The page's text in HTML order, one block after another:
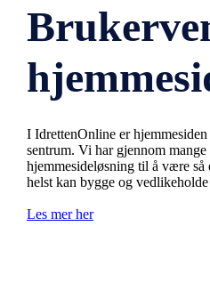
I IdrettenOnline er
sentrum. Vi har gjennom
hjemmesideløsning til å være
helst kan bygge og
Les mer her